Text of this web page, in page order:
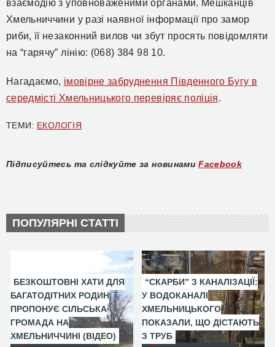
взаємодію з уповноваженими органами. Мешканців
Хмельниччини у разі наявної інформації про замор
риби, її незаконний вилов чи збут просять повідомляти
на “гарячу” лінію: (068) 384 98 10.
Нагадаємо, імовірне забруднення Південного Бугу в
середмісті Хмельницького перевіряє поліція.
ТЕМИ: ЕКОЛОГІЯ
Підписуйтесь та слідкуйте за новинами Facebook
ПОПУЛЯРНІ СТАТТІ
БЕЗКОШТОВНІ ХАТИ ДЛЯ
БАГАТОДІТНИХ РОДИН
ПРОПОНУЄ СІЛЬСЬКА
ГРОМАДА НА
ХМЕЛЬНИЧЧИНІ (ВІДЕО)
“СКАРБИ” З КАНАЛІЗАЦІЇ:
У ВОДОКАНАЛІ
ХМЕЛЬНИЦЬКОГО
ПОКАЗАЛИ, ЩО ДІСТАЮТЬ
З ТРУБ